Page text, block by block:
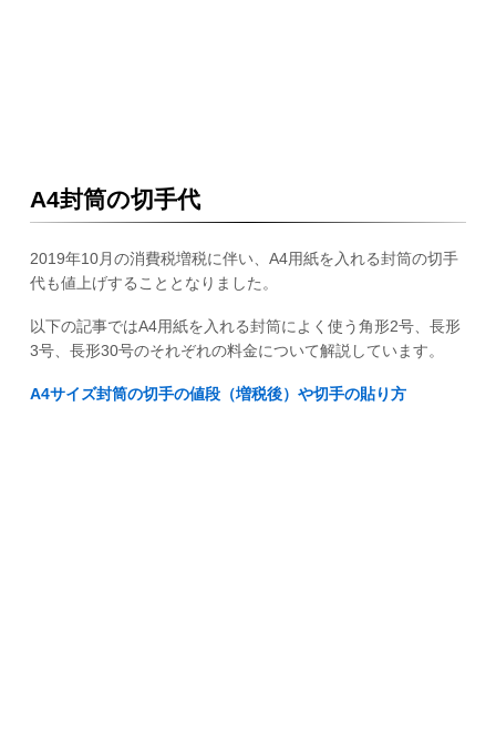
A4封筒の切手代
2019年10月の消費税増税に伴い、A4用紙を入れる封筒の切手
代も値上げすることとなりました。
以下の記事ではA4用紙を入れる封筒によく使う角形2号、長形
3号、長形30号のそれぞれの料金について解説しています。
A4サイズ封筒の切手の値段（増税後）や切手の貼り方